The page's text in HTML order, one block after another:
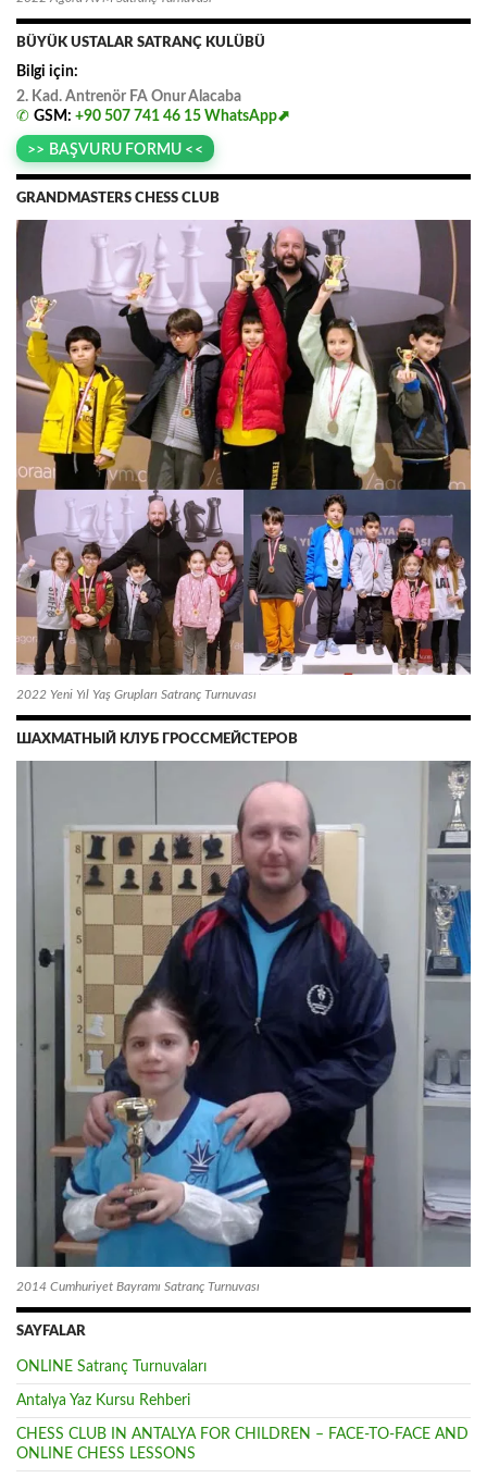
BÜYÜK USTALAR SATRANÇ KULÜBÜ
Bilgi için:
2. Kad. Antrenör FA Onur.Alacaba
✆ GSM: +90 507 741 46 15 WhatsApp⬈
>> BAŞVURU FORMU <<
GRANDMASTERS CHESS CLUB
2022 Yeni Yıl Yaş Grupları Satranç Turnuvası
ШАХМАТНЫЙ КЛУБ ГРОССМЕЙСТЕРОВ
2014 Cumhuriyet Bayramı Satranç Turnuvası
SAYFALAR
ONLINE Satranç Turnuvaları
Antalya Yaz Kursu Rehberi
CHESS CLUB IN ANTALYA FOR CHILDREN – FACE-TO-FACE AND
ONLINE CHESS LESSONS